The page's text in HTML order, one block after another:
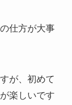
仕方が大事
が、初めて
楽しいです